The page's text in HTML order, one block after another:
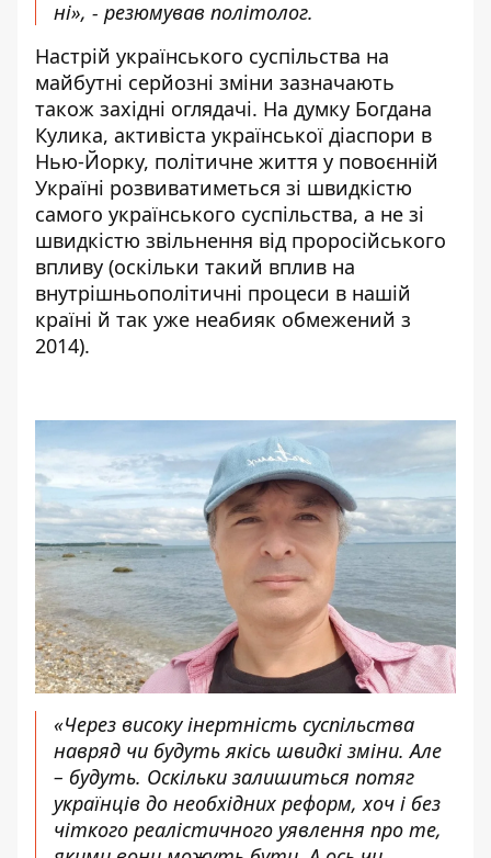
ні», - резюмував політолог.
Настрій українського суспільства на
майбутні серйозні зміни зазначають
також західні оглядачі. На думку Богдана
Кулика, активіста української діаспори в
Нью-Йорку, політичне життя у повоєнній
Україні розвиватиметься зі швидкістю
самого українського суспільства, а не зі
швидкістю звільнення від проросійського
впливу (оскільки такий вплив на
внутрішньополітичні процеси в нашій
країні й так уже неабияк обмежений з
2014).
«Через високу інертність суспільства
навряд чи будуть якісь швидкі зміни. Але
– будуть. Оскільки залишиться потяг
українців до необхідних реформ, хоч і без
чіткого реалістичного уявлення про те,